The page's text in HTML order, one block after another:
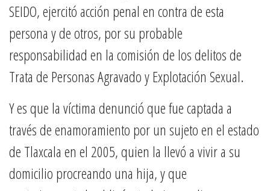
SEIDO, ejercitó acción penal en contra de esta
persona y de otros, por su probable
responsabilidad en la comisión de los delitos de
Trata de Personas Agravado y Explotación Sexual.
Y es que la víctima denunció que fue captada a
través de enamoramiento por un sujeto en el estado
de Tlaxcala en el 2005, quien la llevó a vivir a su
domicilio procreando una hija, y que